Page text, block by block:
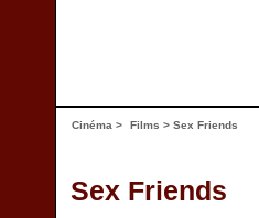
Cinéma > Films > Sex Friends
Sex Friends